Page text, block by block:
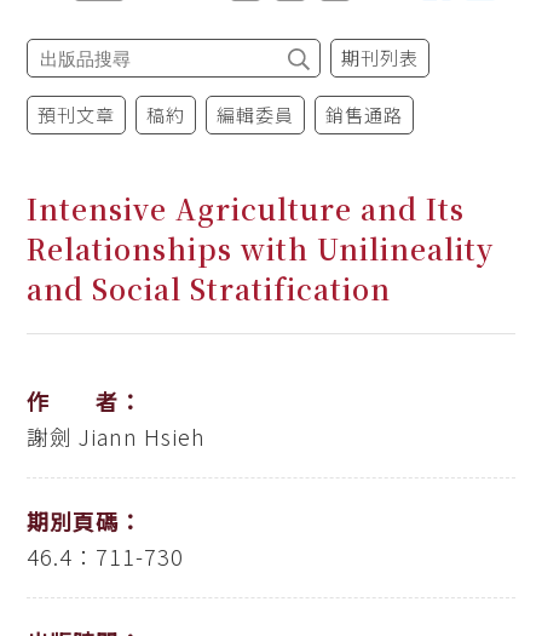
期刊列表
預刊文章 稿約 編輯委員 銷售通路
Intensive Agriculture and Its
Relationships with Unilineality
and Social Stratification
作 者：
謝劍 Jiann Hsieh
期別頁碼：
46.4：711-730